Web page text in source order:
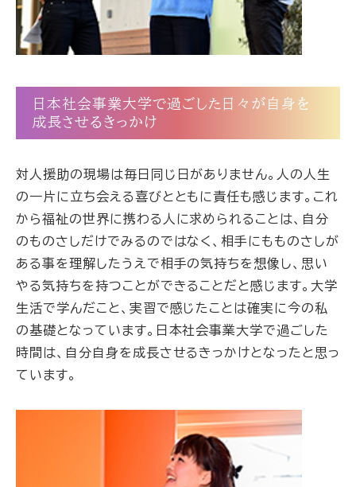
日本社会事業大学で過ごした日々が自身を
成長させるきっかけ
対人援助の現場は毎日同じ日がありません。人の人生
の一片に立ち会える喜びとともに責任も感じます。これ
から福祉の世界に携わる人に求められることは、自分
のものさしだけでみるのではなく、相手にもものさしが
ある事を理解したうえで相手の気持ちを想像し、思い
やる気持ちを持つことができることだと感じます。大学
生活で学んだこと、実習で感じたことは確実に今の私
の基礎となっています。日本社会事業大学で過ごした
時間は、自分自身を成長させるきっかけとなったと思っ
ています。